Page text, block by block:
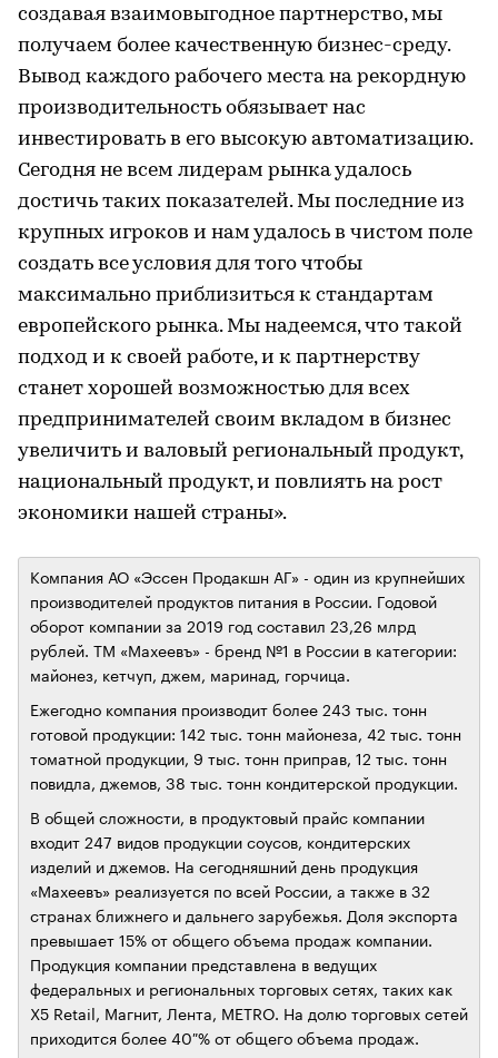
создавая взаимовыгодное партнерство, мы
получаем более качественную бизнес-среду.
Вывод каждого рабочего места на рекордную
производительность обязывает нас
инвестировать в его высокую автоматизацию.
Сегодня не всем лидерам рынка удалось
достичь таких показателей. Мы последние из
крупных игроков и нам удалось в чистом поле
создать все условия для того чтобы
максимально приблизиться к стандартам
европейского рынка. Мы надеемся, что такой
подход и к своей работе, и к партнерству
станет хорошей возможностью для всех
предпринимателей своим вкладом в бизнес
увеличить и валовый региональный продукт,
национальный продукт, и повлиять на рост
экономики нашей страны».
Компания АО «Эссен Продакшн АГ» - один из крупнейших
производителей продуктов питания в России. Годовой
оборот компании за 2019 год составил 23,26 млрд
рублей. ТМ «Махеевъ» - бренд №1 в России в категории:
майонез, кетчуп, джем, маринад, горчица.
Ежегодно компания производит более 243 тыс. тонн
готовой продукции: 142 тыс. тонн майонеза, 42 тыс. тонн
томатной продукции, 9 тыс. тонн приправ, 12 тыс. тонн
повидла, джемов, 38 тыс. тонн кондитерской продукции.
В общей сложности, в продуктовый прайс компании
входит 247 видов продукции соусов, кондитерских
изделий и джемов. На сегодняшний день продукция
«Махеевъ» реализуется по всей России, а также в 32
странах ближнего и дальнего зарубежья. Доля экспорта
превышает 15% от общего объема продаж компании.
Продукция компании представлена в ведущих
федеральных и региональных торговых сетях, таких как
X5 Retail, Магнит, Лента, МETRO. На долю торговых сетей
приходится более 40 % от общего объема продаж.